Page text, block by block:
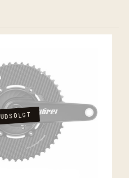
UDSOLGT